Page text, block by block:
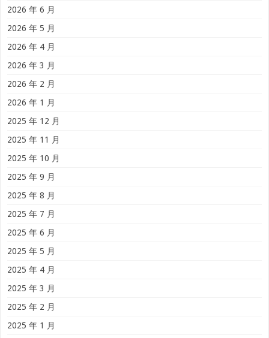
2026 年 6 月
2026 年 5 月
2026 年 4 月
2026 年 3 月
2026 年 2 月
2026 年 1 月
2025 年 12 月
2025 年 11 月
2025 年 10 月
2025 年 9 月
2025 年 8 月
2025 年 7 月
2025 年 6 月
2025 年 5 月
2025 年 4 月
2025 年 3 月
2025 年 2 月
2025 年 1 月